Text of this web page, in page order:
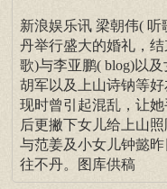
新浪娱乐讯 梁朝伟(
丹举行盛大的婚礼，
歌)与李亚鹏( blog)以
胡军以及上山诗钠等
现时曾引起混乱，让
后更撇下女儿给上山
与范姜及小女儿钟懿
往不丹。图库供稿